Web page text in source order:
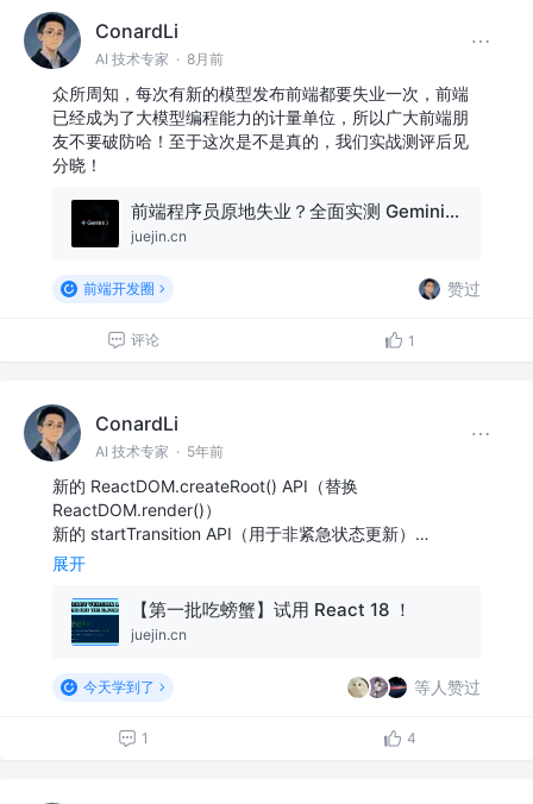
ConardLi
AI 技术专家 · 8月前
众所周知，每次有新的模型发布前端都要失业一次，前端
已经成为了大模型编程能力的计量单位，所以广大前端朋
友不要破防哈！至于这次是不是真的，我们实战测评后见
分晓！
前端程序员原地失业？全面实测 Gemini 3.0，附三个免费使用方法！
juejin.cn
前端开发圈 赞过
评论 1
ConardLi
AI 技术专家 · 5年前
新的 ReactDOM.createRoot() API（替换
ReactDOM.render()）
新的 startTransition API（用于非紧急状态更新）…
展开
【第一批吃螃蟹】试用 React 18 ！
juejin.cn
今天学到了 等人赞过
1 4